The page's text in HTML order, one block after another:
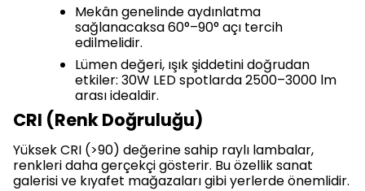
Mekân genelinde aydınlatma
sağlanacaksa 60°–90° açı tercih
edilmelidir.
Lümen değeri, ışık şiddetini doğrudan
etkiler: 30W LED spotlarda 2500–3000 lm
arası idealdir.
CRI (Renk Doğruluğu)
Yüksek CRI (>90) değerine sahip raylı lambalar,
renkleri daha gerçekçi gösterir. Bu özellik sanat
galerisi ve kıyafet mağazaları gibi yerlerde önemlidir.